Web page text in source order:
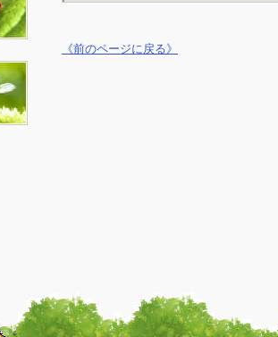
《前のページに戻る》